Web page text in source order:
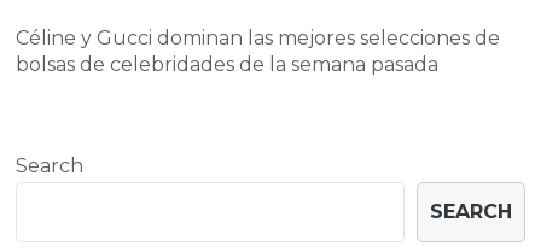
Céline y Gucci dominan las mejores selecciones de
bolsas de celebridades de la semana pasada
Search
SEARCH